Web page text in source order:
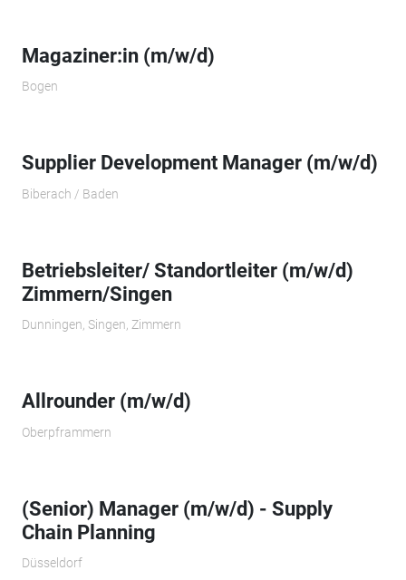
Magaziner:in (m/w/d)
Bogen
Supplier Development Manager (m/w/d)
Biberach / Baden
Betriebsleiter/ Standortleiter (m/w/d)
Zimmern/Singen
Dunningen, Singen, Zimmern
Allrounder (m/w/d)
Oberpframmern
(Senior) Manager (m/w/d) - Supply
Chain Planning
Düsseldorf